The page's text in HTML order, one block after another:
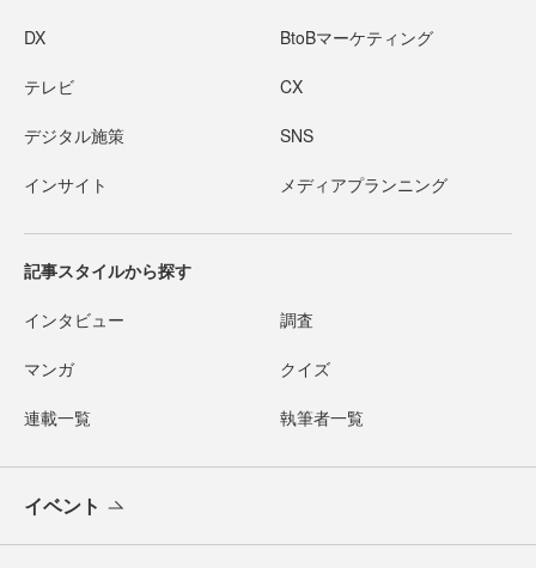
DX BtoBマーケティング
テレビ CX
デジタル施策 SNS
インサイト メディアプランニング
記事スタイルから探す
インタビュー 調査
マンガ クイズ
連載一覧 執筆者一覧
イベント